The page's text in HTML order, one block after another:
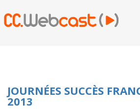
JOURNÉES SUCCÈS
2013